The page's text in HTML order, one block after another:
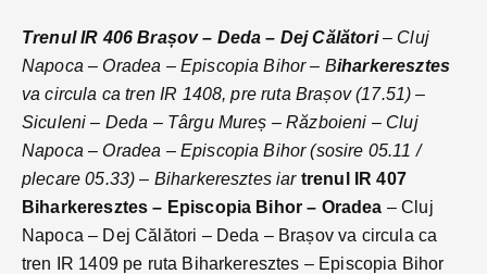
Trenul IR 406 Brașov – Deda – Dej Călători– Cluj
Napoca – Oradea – Episcopia Bihor – Biharkeresztes
va circula ca tren IR 1408, pre ruta Brașov (17.51) –
Siculeni – Deda – Târgu Mureș – Războieni – Cluj
Napoca – Oradea – Episcopia Bihor (sosire 05.11 /
plecare 05.33) – Biharkeresztes iar trenul IR 407
Biharkeresztes – Episcopia Bihor – Oradea – Cluj
Napoca – Dej Călători – Deda – Brașov va circula ca
tren IR 1409 pe ruta Biharkeresztes – Episcopia Bihor